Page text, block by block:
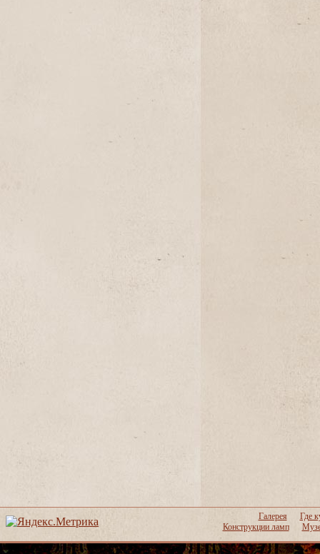
Галерея
Где
Конструкции ламп